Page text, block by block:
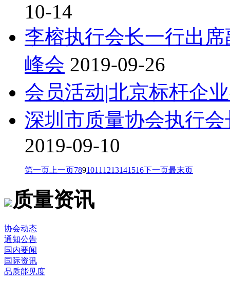
10-14
李榕执行会长一行出
峰会 2019-09-26
会员活动|北京标杆企
深圳市质量协会执行
2019-09-10
第一页 上一页7891011 1213141516下一页最末页
质量资讯
协会动态
通知公告
国内要闻
国际资讯
品质能见度